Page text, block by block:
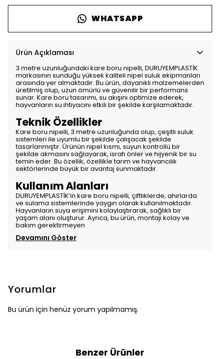
WHATSAPP
Ürün Açıklaması
3 metre uzunluğundaki kare boru nipelli, DURUYEMPLASTİK
markasının sunduğu yüksek kaliteli nipel suluk ekipmanları
arasında yer almaktadır. Bu ürün, dayanıklı malzemelerden
üretilmiş olup, uzun ömürlü ve güvenilir bir performans
sunar. Kare boru tasarımı, su akışını optimize ederek,
hayvanların su ihtiyacını etkili bir şekilde karşılamaktadır.
Teknik Özellikler
Kare boru nipelli, 3 metre uzunluğunda olup, çeşitli suluk
sistemleri ile uyumlu bir şekilde çalışacak şekilde
tasarlanmıştır. Ürünün nipel kısmı, suyun kontrollü bir
şekilde akmasını sağlayarak, israfı önler ve hijyenik bir su
temin eder. Bu özellik, özellikle tarım ve hayvancılık
sektörlerinde büyük bir avantaj sunmaktadır.
Kullanım Alanları
DURUYEMPLASTİK’in kare boru nipelli, çiftliklerde, ahırlarda
ve sulama sistemlerinde yaygın olarak kullanılmaktadır.
Hayvanların suya erişimini kolaylaştırarak, sağlıklı bir
yaşam alanı oluşturur. Ayrıca, bu ürün, montajı kolay ve
bakım gerektirmeyen
Devamını Göster
Yorumlar
Bu ürün için henüz yorum yapılmamış.
Benzer Ürünler